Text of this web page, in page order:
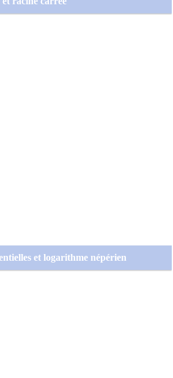
et logarithme népérien